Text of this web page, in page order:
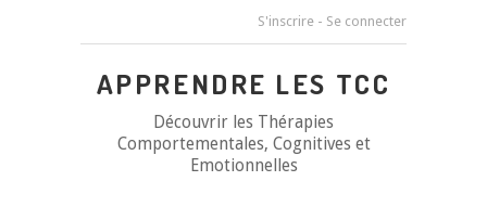
S'inscrire - Se connecter
APPRENDRE LES TCC
Découvrir les Thérapies
Comportementales, Cognitives et
Emotionnelles